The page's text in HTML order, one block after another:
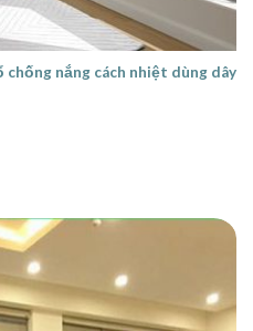
chống nắng cách nhiệt dùng dây